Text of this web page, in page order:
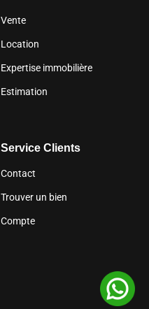
Vente
Location
Expertise immobilière
Estimation
Service Clients
Contact
Trouver un bien
Compte